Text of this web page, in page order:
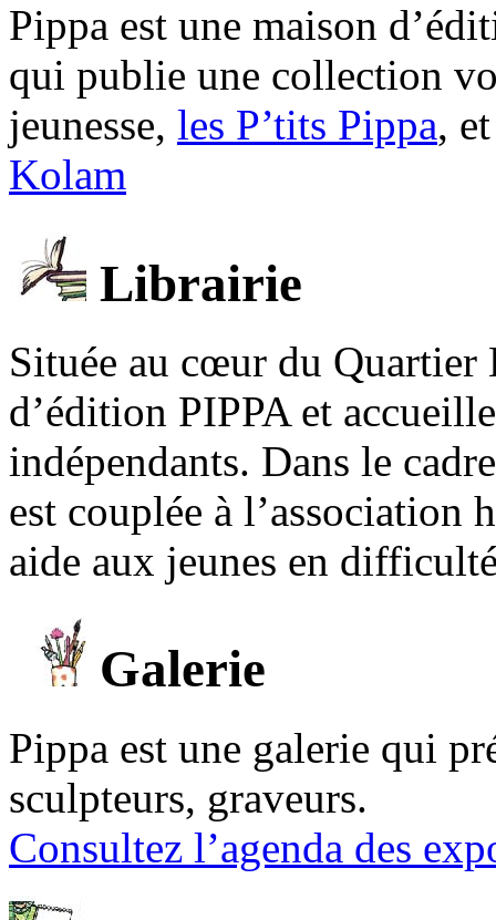
Pippa est une maison
qui publie une collection
jeunesse, les P’tits Pippa,
Kolam
Librairie
Située au cœur du Quartier
d’édition PIPPA et
indépendants. Dans le
est couplée à l’association
aide aux jeunes en
Galerie
Pippa est une galerie qui
sculpteurs, graveurs.
Consultez l’agenda des